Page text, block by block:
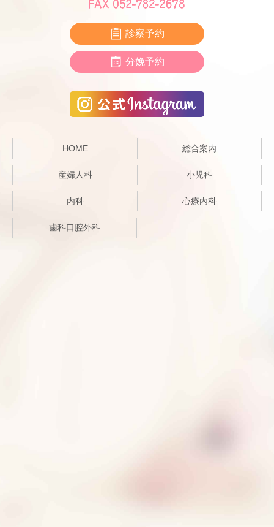
診察予約
分娩予約
HOME 総合案内
産婦人科 小児科
内科 心療内科
歯科口腔外科